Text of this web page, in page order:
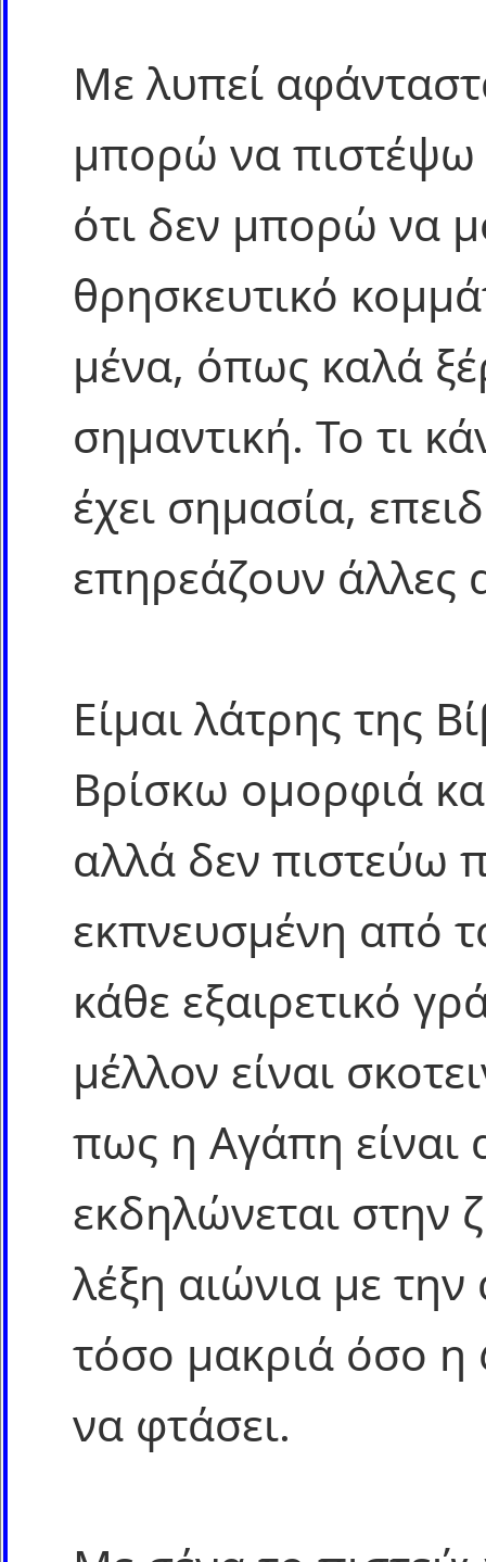
Με λυπεί
μπορώ να πιστέψω
ότι δεν μπορώ να
θρησκευτικό
μένα, όπως καλά
σημαντική. Το τι
έχει σημασία,
επηρεάζουν άλλες
Είμαι λάτρης της
Βρίσκω ομορφιά
αλλά δεν πιστεύω
εκπνευσμένη από
κάθε εξαιρετικό
μέλλον είναι
πως η Αγάπη είναι
εκδηλώνεται στην
λέξη αιώνια με την
τόσο μακριά όσο η
να φτάσει.